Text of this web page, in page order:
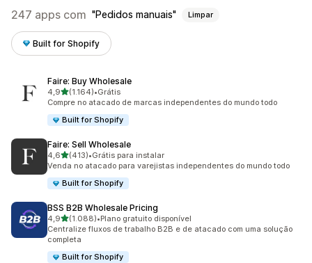
247 apps com Pedidos manuais Limpar
Built for Shopify
Faire: Buy Wholesale
4,9de 5 estrelas
(1.164)
1164 avaliações ao todo
•Grátis
Compre no atacado de marcas independentes do mundo todo
Built for Shopify
Faire: Sell Wholesale
4,6de 5 estrelas
(413)
413 avaliações ao todo
•Grátis para instalar
Venda no atacado para varejistas independentes do mundo todo
Built for Shopify
BSS B2B Wholesale Pricing
4,9de 5 estrelas
(1.088)
1088 avaliações ao todo
•Plano gratuito disponível
Centralize fluxos de trabalho B2B e de atacado com uma solução
completa
Built for Shopify